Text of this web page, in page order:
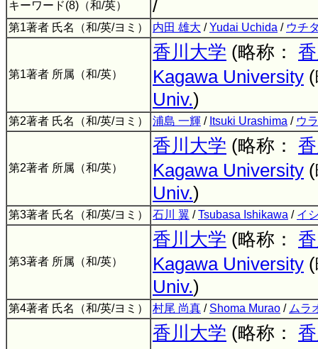
キーワード(8)（和/英） /
第1著者 氏名（和/英/ヨミ） 内田 雄大 /Yudai Uchida / ウチ
第1著者 所属（和/英）
香川大学 (略称：
Kagawa University
Univ.)
第2著者 氏名（和/英/ヨミ） 浦島 一輝 / Itsuki Urashima / ウ
第2著者 所属（和/英）
香川大学 (略称：
Kagawa University
Univ.)
第3著者 氏名（和/英/ヨミ） 石川 翼 /Tsubasa Ishikawa / イ
第3著者 所属（和/英）
香川大学 (略称：
Kagawa University
Univ.)
第4著者 氏名（和/英/ヨミ） 村尾 尚真 / Shoma Murao / ムラ
香川大学 (略称：